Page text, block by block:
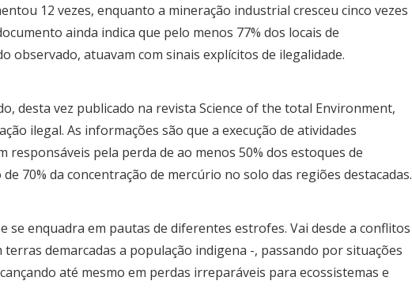
12 vezes, enquanto a mineração industrial cresceu cinco vezes
ainda indica que pelo menos 77% dos locais de
observado, atuavam com sinais explícitos de ilegalidade.
desta vez publicado na revista Science of the total Environment,
ilegal. As informações são que a execução de atividades
responsáveis pela perda de ao menos 50% dos estoques de
70% da concentração de mercúrio no solo das regiões destacadas.
se enquadra em pautas de diferentes estrofes. Vai desde a conflitos
demarcadas a população indigena -, passando por situações
até mesmo em perdas irreparáveis para ecossistemas e